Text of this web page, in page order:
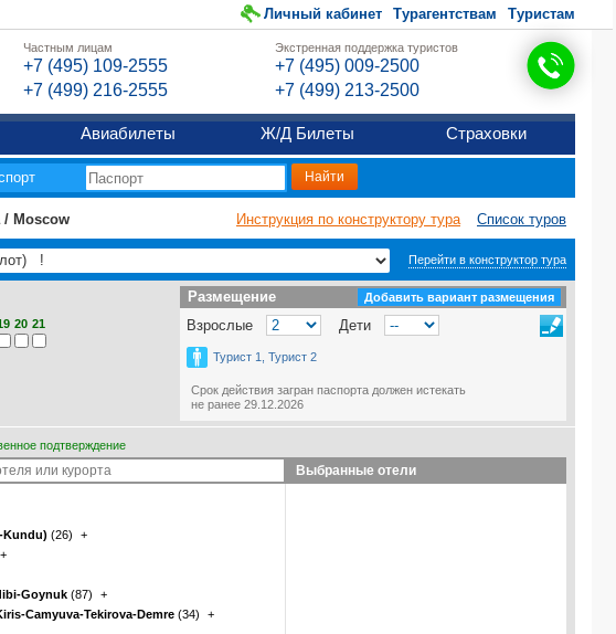
Личный кабинет Турагентствам Туристам
Частным лицам
+7 (495) 109-2555
+7 (499) 216-2555
Экстренная поддержка туристов
+7 (495) 009-2500
+7 (499) 213-2500
Авиабилеты Ж/Д Билеты Страховки
/ Moscow Инструкция по конструктору тура Список туров
Перейти в конструктор тура
Размещение
Размещение Добавить вариант размещения
Взрослые Дети
Турист 1, Турист 2
Срок действия загран паспорта должен истекать
не ранее 29.12.2026
20 21
подтверждение
Выбранные отели
Kundu) (26)
+
+
Goynuk (87)
+
Camyuva-Tekirova-Demre (34)
+